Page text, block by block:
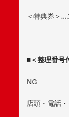
＜特典券＞…
■＜整理番号
NG
店頭・電話